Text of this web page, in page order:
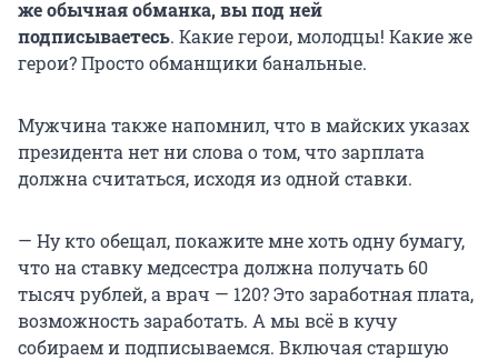
же обычная обманка, вы под ней
подписываетесь. Какие герои, молодцы! Какие же
герои? Просто обманщики банальные.
Мужчина также напомнил, что в майских указах
президента нет ни слова о том, что зарплата
должна считаться, исходя из одной ставки.
— Ну кто обещал, покажите мне хоть одну бумагу,
что на ставку медсестра должна получать 60
тысяч рублей, а врач — 120? Это заработная плата,
возможность заработать. А мы всё в кучу
собираем и подписываемся. Включая старшую